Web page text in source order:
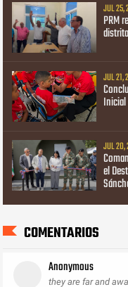
JUL 25,
PRM
JUL 21,
JUL
el
COMENTARIOS
Anonymous
they are far and